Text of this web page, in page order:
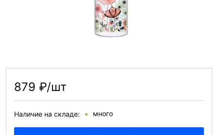
879 ₽/шт
Наличие на складе: много